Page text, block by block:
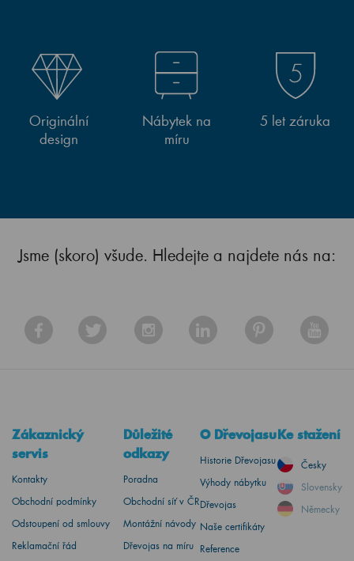
Originální
design
Nábytek na
míru
5 let záruka
Jsme (skoro) všude. Hledejte a najdete nás na:
Zákaznický
servis
Kontakty
Obchodní podmínky
Odstoupení od smlouvy
Reklamační řád
Důležité
odkazy
Poradna
Obchodní síť v ČR
Montážní návody
Dřevojas na míru
O Dřevojasu
Historie Dřevojasu
Výhody nábytku
Dřevojas
Naše certifikáty
Reference
Ke stažení
Česky
Slovensky
Německy